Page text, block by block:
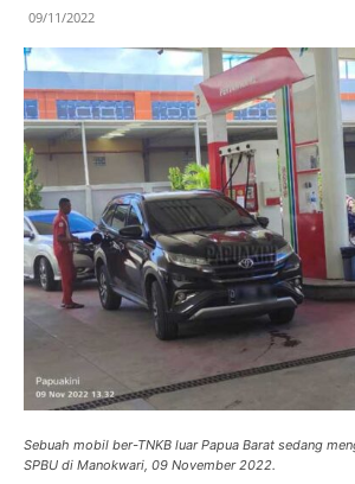
09/11/2022
Sebuah mobil ber-TNKB luar Papua Barat sedang
SPBU di Manokwari, 09 November 2022.